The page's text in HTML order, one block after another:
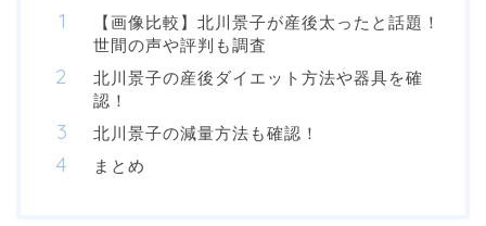
【画像比較】北川景子が産後太ったと話題！
世間の声や評判も調査
北川景子の産後ダイエット方法や器具を確
認！
北川景子の減量方法も確認！
まとめ